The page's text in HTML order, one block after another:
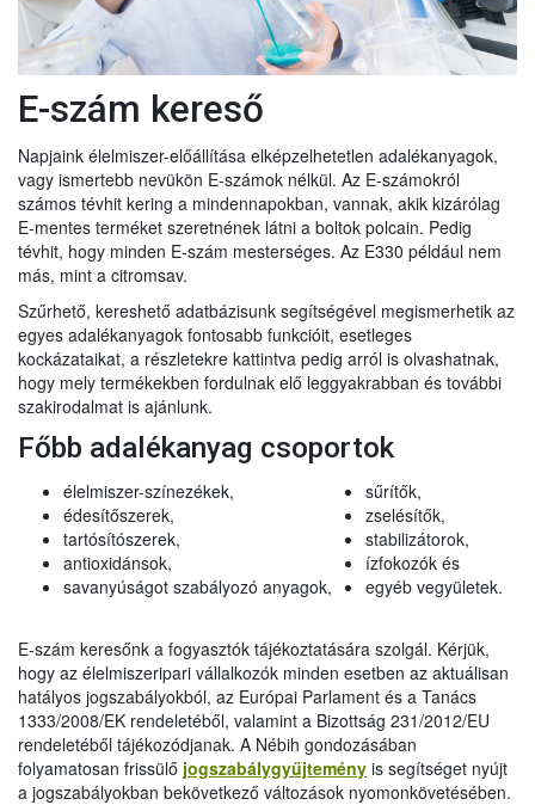
E-szám kereső
Napjaink élelmiszer-előállítása elképzelhetetlen adalékanyagok,
vagy ismertebb nevükön E-számok nélkül. Az E-számokról
számos tévhit kering a mindennapokban, vannak, akik kizárólag
E-mentes terméket szeretnének látni a boltok polcain. Pedig
tévhit, hogy minden E-szám mesterséges. Az E330 például nem
más, mint a citromsav.
Szűrhető, kereshető adatbázisunk segítségével megismerhetik az
egyes adalékanyagok fontosabb funkcióit, esetleges
kockázataikat, a részletekre kattintva pedig arról is olvashatnak,
hogy mely termékekben fordulnak elő leggyakrabban és további
szakirodalmat is ajánlunk.
Főbb adalékanyag csoportok
élelmiszer-színezékek,
édesítőszerek,
tartósítószerek,
antioxidánsok,
savanyúságot szabályozó anyagok,
sűrítők,
zselésítők,
stabilizátorok,
ízfokozók és
egyéb vegyületek.
E-szám keresőnk a fogyasztók tájékoztatására szolgál. Kérjük,
hogy az élelmiszeripari vállalkozók minden esetben az aktuálisan
hatályos jogszabályokból, az Európai Parlament és a Tanács
1333/2008/EK rendeletéből, valamint a Bizottság 231/2012/EU
rendeletéből tájékozódjanak. A Nébih gondozásában
folyamatosan frissülő jogszabálygyűjtemény is segítséget nyújt
a jogszabályokban bekövetkező változások nyomonkövetésében.